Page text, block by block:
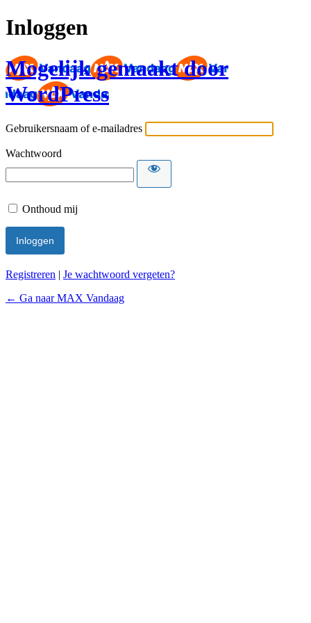
Inloggen
Mogelijk gemaakt door
WordPress
Gebruikersnaam of e-mailadres
Wachtwoord
Onthoud mij
Registreren | Je wachtwoord vergeten?
← Ga naar MAX Vandaag